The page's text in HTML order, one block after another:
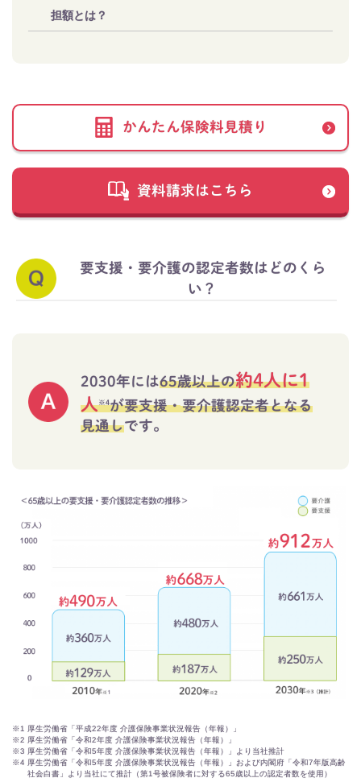
担額とは？
かんたん保険料見積り
資料請求はこちら
要支援・要介護の認定者数はどのくら
い？
2030年には65歳以上の約4人に1
人※4が要支援・要介護認定者となる
見通しです。
※1 厚生労働省「平成22年度 介護保険事業状況報告（年報）」
※2 厚生労働省「令和2年度 介護保険事業状況報告（年報）」
※3 厚生労働省「令和5年度 介護保険事業状況報告（年報）」より当社推計
※4 厚生労働省「令和5年度 介護保険事業状況報告（年報）」および内閣府「令和7年版高齢
社会白書」より当社にて推計（第1号被保険者に対する65歳以上の認定者数を使用）